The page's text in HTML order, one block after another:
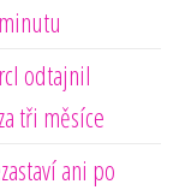
odtajnil
tři měsíce
ani po